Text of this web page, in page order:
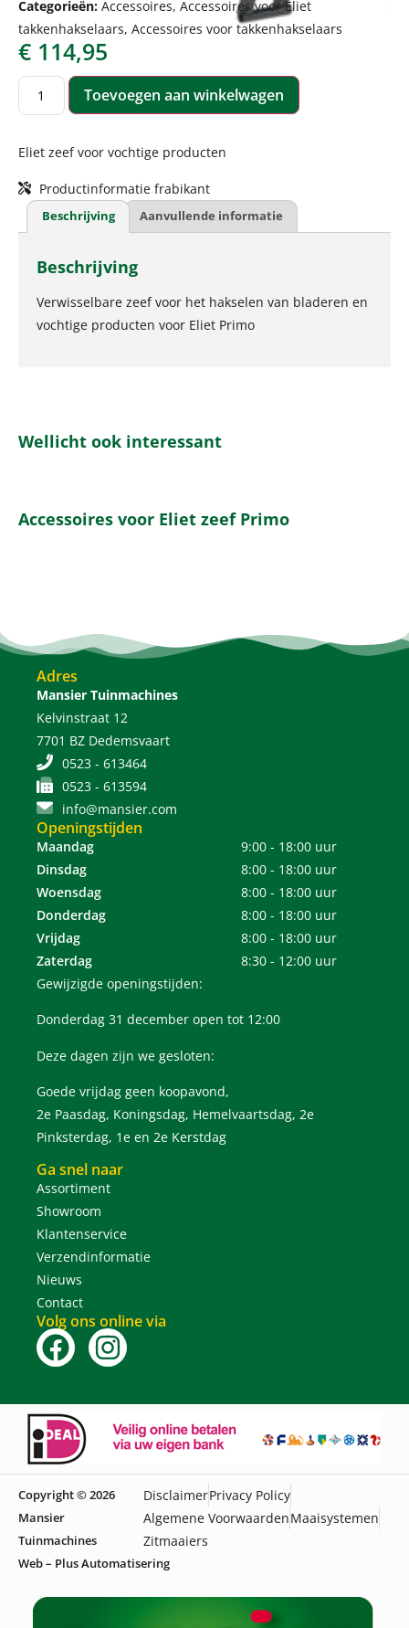
Categorieën: Accessoires, Accessoires voor Eliet
takkenhakselaars, Accessoires voor takkenhakselaars
€ 114,95
Toevoegen aan winkelwagen
Eliet zeef voor vochtige producten
Productinformatie frabikant
Beschrijving Aanvullende informatie
Beschrijving
Verwisselbare zeef voor het hakselen van bladeren en
vochtige producten voor Eliet Primo
Wellicht ook interessant
Accessoires voor Eliet zeef Primo
Adres
Mansier Tuinmachines
Kelvinstraat 12
7701 BZ Dedemsvaart
0523 - 613464
0523 - 613594
info@mansier.com
Openingstijden
Maandag
9:00 - 18:00 uur
Dinsdag
8:00 - 18:00 uur
Woensdag
8:00 - 18:00 uur
Donderdag
8:00 - 18:00 uur
Vrijdag
8:00 - 18:00 uur
Zaterdag
8:30 - 12:00 uur
Gewijzigde openingstijden:
Donderdag 31 december open tot 12:00
Deze dagen zijn we gesloten:
Goede vrijdag geen koopavond,
2e Paasdag, Koningsdag, Hemelvaartsdag, 2e
Pinksterdag, 1e en 2e Kerstdag
Ga snel naar
Assortiment
Showroom
Klantenservice
Verzendinformatie
Nieuws
Contact
Volg ons online via
Copyright © 2026
Mansier
Tuinmachines
DisclaimerPrivacy Policy
Algemene VoorwaardenMaaisystemen
Zitmaaiers
Web – Plus Automatisering